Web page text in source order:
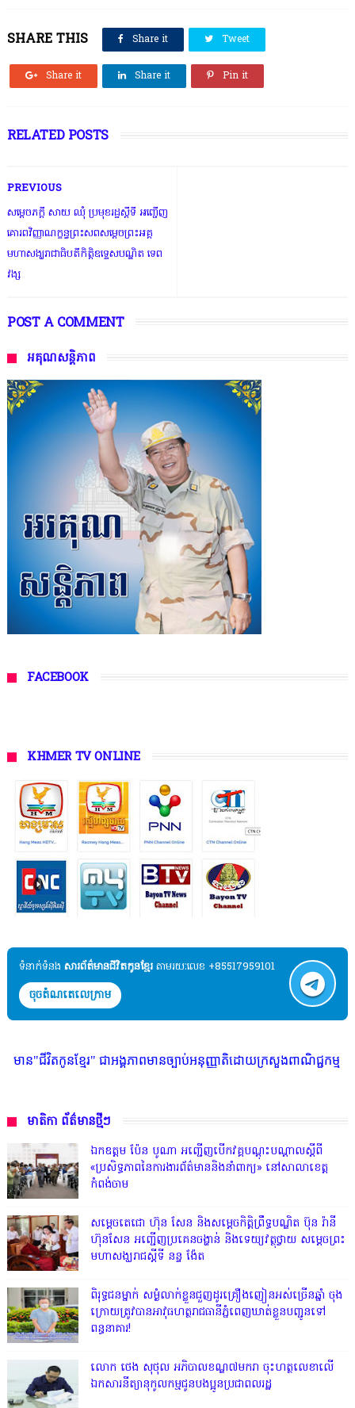
SHARE THIS Share it Tweet
Share it Share it Pin it
RELATED POSTS
PREVIOUS
សម្តេចភក្តី សាយ ឈុំ ប្រមុខរដ្ឋស្តីទី អញ្ជើញ
គោរពវិញ្ញាណក្ខន្ធព្រះសពសម្ដេចព្រះអគ្គ
មហាសង្ឃរាជាធិបតីកិត្តិឧទ្ទេសបណ្ឌិត ទេព
វង្ស
POST A COMMENT
អគុណសន្តិភាព
FACEBOOK
KHMER TV ONLINE
ទំនាក់ទំនង​​ សារព័ត៌មានជីវិតកូនខ្មែរ តាមរយៈលេខ +85517959101
ចុចតំណតេលេក្រាម
ខ្មែរ" ជាអង្គភាពមានច្បាប់អនុញ្ញាតិដោយក្រសួងពាណិជ្ជកម្ម ក្រសួងការង
មាតិកា ព័ត៌មានថ្មីៗ
ឯកឧត្តម ប៉ែន បូណា អញ្ជើញបើកវគ្គបណ្តុះបណ្តាលស្តីពី
«ប្រសិទ្ធភាពនៃការងារព័ត៌មាននិងនាំពាក្យ» នៅសាលាខេត្ត
កំពង់ចាម
សម្តេចតេជោ ហ៊ុន សែន និងសម្ដេចកិត្តិព្រឹទ្ធបណ្ឌិត ប៊ុន រ៉ានី
ហ៊ុនសែន អញ្ជើញប្រគេនចង្ហាន់ និងទេយ្យវត្ថុថ្វាយ សម្តេចព្រះ
មហាសង្ឃរាជស្តីទី នន្ទ ង៉ែត
ពិរុទ្ធ​ជនម្នាក់ សម្ងំលាក់ខ្លួនជួញដូរគ្រឿងញៀនអស់ច្រើនឆ្នាំ ចុង
ក្រោយត្រូវបានអាវុធហត្ថរាជធានីភ្នំពេញឃាត់ខ្លួនបញ្ជូនទៅ
ពន្ធនាគារ!
លោក ថេង សុថុល អភិបាលខណ្ឌ៧មករា ចុះហត្ថលេខាលើ
ឯកសារនីត្យានុកូលកម្មជូនបងប្អូនប្រជាពលរដ្ឋ